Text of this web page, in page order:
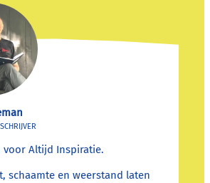
voor Altijd Inspiratie.
schaamte en weerstand laten